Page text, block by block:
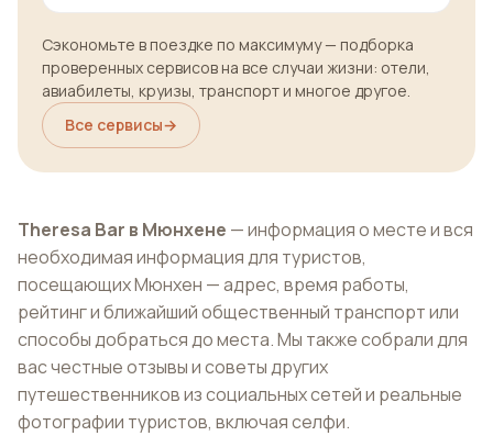
Сэкономьте в поездке по максимуму — подборка
проверенных сервисов на все случаи жизни: отели,
авиабилеты, круизы, транспорт и многое другое.
Все сервисы→
Theresa Bar в Мюнхене — информация о месте и вся
необходимая информация для туристов,
посещающих Мюнхен — адрес, время работы,
рейтинг и ближайший общественный транспорт или
способы добраться до места. Мы также собрали для
вас честные отзывы и советы других
путешественников из социальных сетей и реальные
фотографии туристов, включая селфи.